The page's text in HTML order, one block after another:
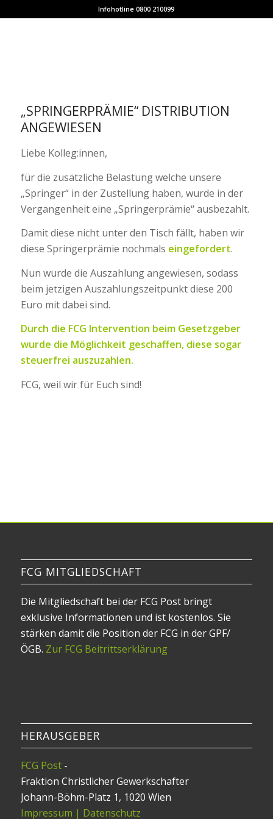
Infohotline 0800 210099
„SPRINGERPRÄMIE“ DISTRIBUTION
ANGEWIESEN
Liebe Kolleg:innen,
für die zusätzliche Belastung welche unsere
„Springer“ in der Zustellung haben, wurde in der
Vergangenheit eine „Springerprämie“ ausbezahlt.
Damit diese nicht unter den Tisch fällt, haben wir
diese Springerprämie nochmals eingefordert.
Nun wurde die Auszahlung angewiesen, sodass
beim jetzigen Auszahlungszeitpunkt diese 200
Euro mit dabei sind.
Durch die FCG Intervention beim Gesetzgeber
wurde die Möglichkeit geschaffen, diese sogar
steuerfrei auszuzahlen.
FCG, weil wir für Euch sind!
FCG MITGLIEDSCHAFT
Die Mitgliedschaft bei der FCG Post bringt
exklusive Informationen und ist kostenlos. Sie
stärken damit die Position der FCG in der GPF/
ÖGB. Zur FCG Beitrittserklärung
HERAUSGEBER
FCG Post-
Fraktion Christlicher Gewerkschafter
Johann-Böhm-Platz 1, 1020 Wien
Impressum | Datenschutz